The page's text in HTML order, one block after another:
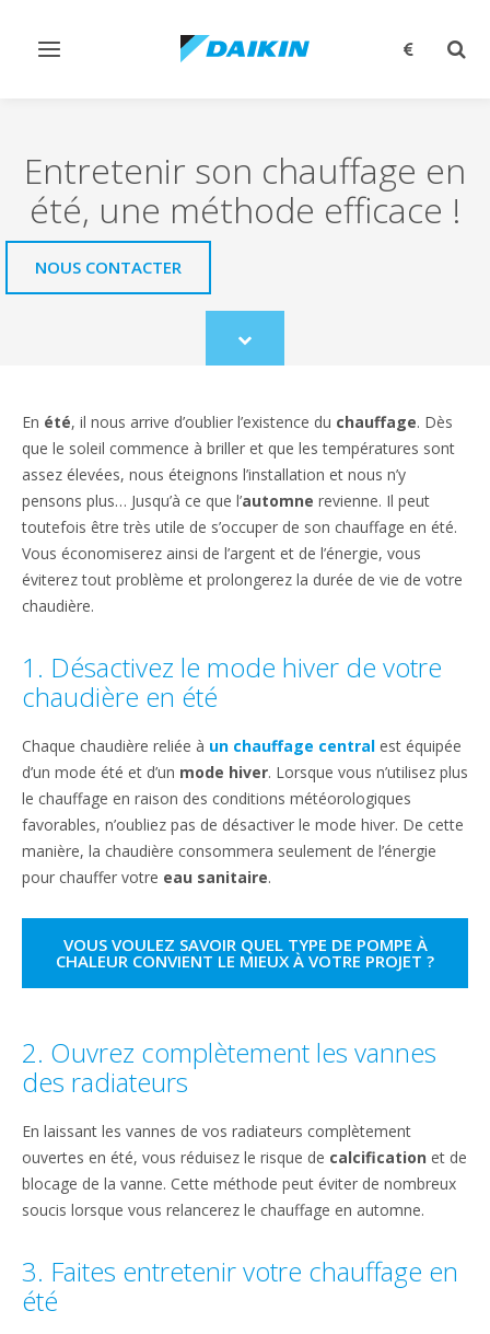
Afficher/masquer
Entretenir son chauffage en
été, une méthode efficace !
NOUS CONTACTER
Scroll
to
En été, il nous arrive d’oublier l’existence du chauffage. Dès
que le soleil commence à briller et que les températures sont
assez élevées, nous éteignons l’installation et nous n’y
pensons plus… Jusqu’à ce que l’automne revienne. Il peut
toutefois être très utile de s’occuper de son chauffage en été.
Vous économiserez ainsi de l’argent et de l’énergie, vous
éviterez tout problème et prolongerez la durée de vie de votre
chaudière.
1. Désactivez le mode hiver de votre
chaudière en été
Chaque chaudière reliée à un chauffage central est équipée
d’un mode été et d’un mode hiver. Lorsque vous n’utilisez plus
le chauffage en raison des conditions météorologiques
favorables, n’oubliez pas de désactiver le mode hiver. De cette
manière, la chaudière consommera seulement de l’énergie
pour chauffer votre eau sanitaire.
VOUS VOULEZ SAVOIR QUEL TYPE DE POMPE À
CHALEUR CONVIENT LE MIEUX À VOTRE PROJET ?
2. Ouvrez complètement les vannes
des radiateurs
En laissant les vannes de vos radiateurs complètement
ouvertes en été, vous réduisez le risque de calcification et de
blocage de la vanne. Cette méthode peut éviter de nombreux
soucis lorsque vous relancerez le chauffage en automne.
3. Faites entretenir votre chauffage en
été